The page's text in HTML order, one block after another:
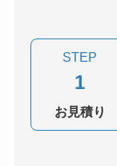
STEP
1
お見積り